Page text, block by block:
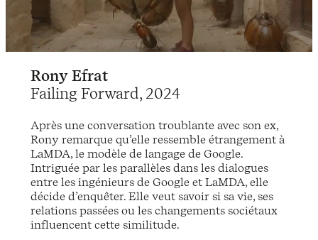
Rony Efrat
Failing Forward, 2024
Après une conversation troublante avec son ex,
Rony remarque qu’elle ressemble étrangement à
LaMDA, le modèle de langage de Google.
Intriguée par les parallèles dans les dialogues
entre les ingénieurs de Google et LaMDA, elle
décide d’enquêter. Elle veut savoir si sa vie, ses
relations passées ou les changements sociétaux
influencent cette similitude.